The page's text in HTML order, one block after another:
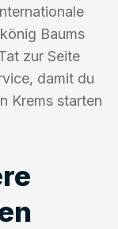
Baums
zur Seite
damit du
Krems starten